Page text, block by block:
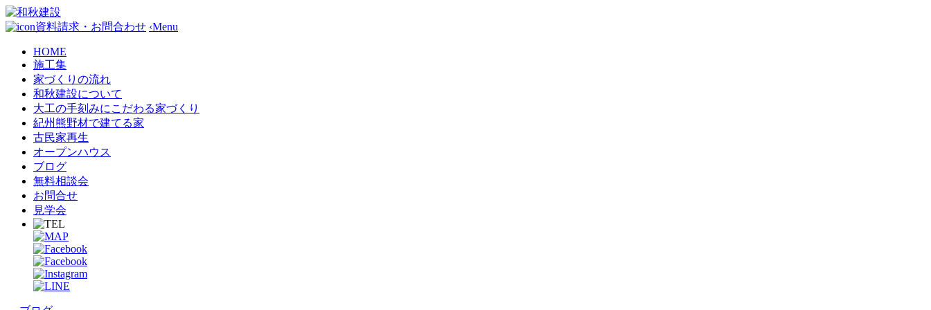
資料請求・お問合わせ ‹Menu
HOME
施工集
家づくりの流れ
和秋建設について
大工の手刻みにこだわる家づくり
紀州熊野材で建てる家
古民家再生
オープンハウス
ブログ
無料相談会
お問合せ
見学会